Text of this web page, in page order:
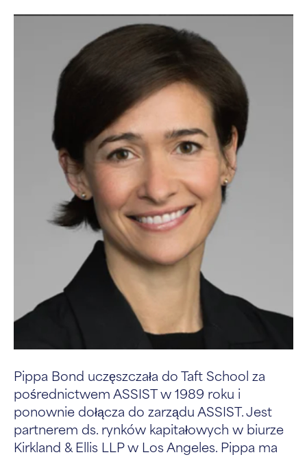
Pippa Bond uczęszczała do Taft School za
pośrednictwem ASSIST w 1989 roku i
ponownie dołącza do zarządu ASSIST. Jest
partnerem ds. rynków kapitałowych w biurze
Kirkland & Ellis LLP w Los Angeles. Pippa ma